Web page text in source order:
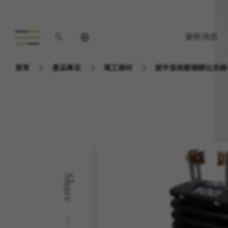
最新消息
首頁 產品專區 電工器材 屋外型高壓模鑄比流
Share